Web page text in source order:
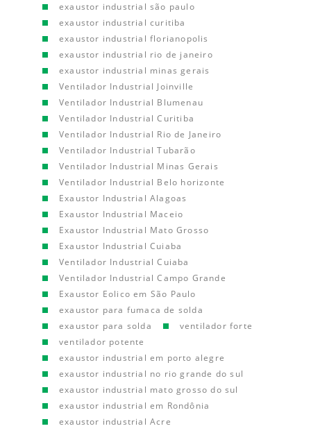
exaustor industrial são paulo
exaustor industrial curitiba
exaustor industrial florianopolis
exaustor industrial rio de janeiro
exaustor industrial minas gerais
Ventilador Industrial Joinville
Ventilador Industrial Blumenau
Ventilador Industrial Curitiba
Ventilador Industrial Rio de Janeiro
Ventilador Industrial Tubarão
Ventilador Industrial Minas Gerais
Ventilador Industrial Belo horizonte
Exaustor Industrial Alagoas
Exaustor Industrial Maceio
Exaustor Industrial Mato Grosso
Exaustor Industrial Cuiaba
Ventilador Industrial Cuiaba
Ventilador Industrial Campo Grande
Exaustor Eolico em São Paulo
exaustor para fumaca de solda
exaustor para solda
ventilador forte
ventilador potente
exaustor industrial em porto alegre
exaustor industrial no rio grande do sul
exaustor industrial mato grosso do sul
exaustor industrial em Rondônia
exaustor industrial Acre